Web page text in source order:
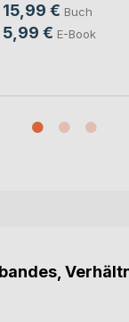
15,99 € Buch
5,99 € E-Book